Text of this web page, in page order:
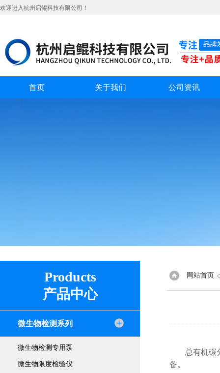
欢迎进入杭州启鲲科技有限公司！
首页 关于我们 公司资讯
Products
产品中心
微生物检测系列
微生物检测专用泵
微生物限度检验仪
网站首页
总有机碳分
备。